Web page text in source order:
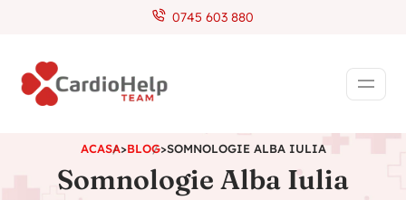
0745 603 880
ACASA>BLOG>SOMNOLOGIE ALBA IULIA
Somnologie Alba Iulia